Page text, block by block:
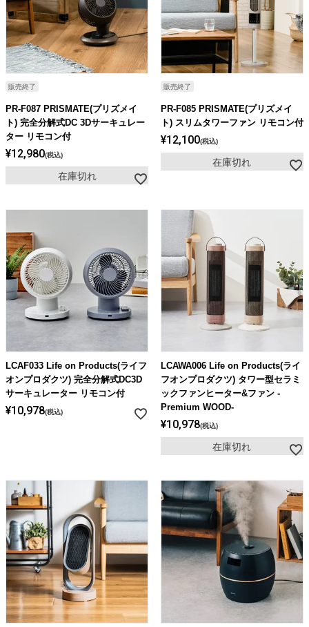
販売終了
PR-F087 PRISMATE(プリズメイ
ト) 完全分解式DC 3Dサーキュレー
ター リモコン付
¥12,980 税込
在庫切れ
販売終了
PR-F085 PRISMATE(プリズメイ
ト) スリムタワーファン リモコン付
¥12,100 税込
在庫切れ
LCAF033 Life on Products(ライフ
オンプロダクツ) 完全分解式DC3D
サーキュレーター リモコン付
¥10,978 税込
LCAWA006 Life on Products(ライ
フオンプロダクツ) タワー型セラミ
ックファンヒーター&ファン -
Premium WOOD-
¥10,978 税込
在庫切れ